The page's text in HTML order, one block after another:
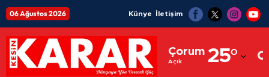
06 Ağustos 2026 Künye İletişim
Çorum
Açık 25°
Adıyaman